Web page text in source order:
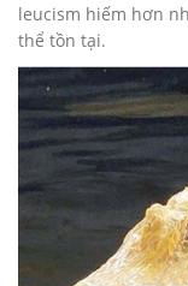
leucism hiếm hơn
thể tồn tại.